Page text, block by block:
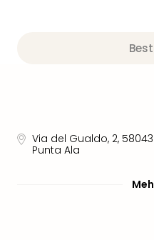
Via del Gualdo, 2, 58043
Punta Ala